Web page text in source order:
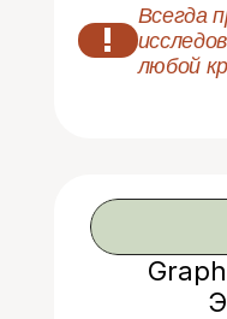
!
Всегда
любой